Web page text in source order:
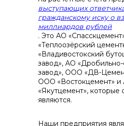
Контакты
выступающих
гражданскому иску о
миллиардов рублей
. Это АО
«Теплоозёрский
«Владивостокский
завод», АО
завод», ООО «ДВ-
ООО «Востокцемент»
«Якутцемент», которые
являются.
Наши предприятия